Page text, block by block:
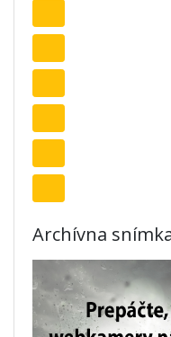
Archívna